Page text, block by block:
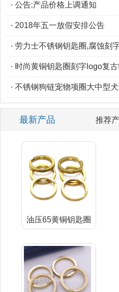
· 公告:产品价格上调通知
· 2018年五一放假安排公告
· 劳力士不锈钢钥匙圈,腐蚀刻
· 时尚黄铜钥匙圈刻字logo复
· 不锈钢狗链宠物项圈大中型
最新产品 推荐
油压65黄铜钥匙圈